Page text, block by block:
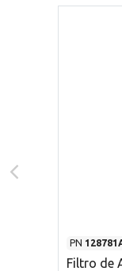
PN
Filtro de